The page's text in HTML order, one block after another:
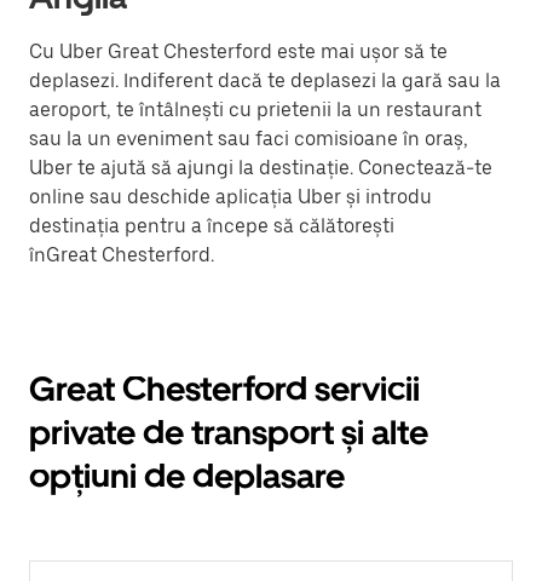
Cu Uber Great Chesterford este mai ușor să te
deplasezi. Indiferent dacă te deplasezi la gară sau la
aeroport, te întâlnești cu prietenii la un restaurant
sau la un eveniment sau faci comisioane în oraș,
Uber te ajută să ajungi la destinație. Conectează-te
online sau deschide aplicația Uber și introdu
destinația pentru a începe să călătorești
înGreat Chesterford.
Great Chesterford servicii
private de transport și alte
opțiuni de deplasare